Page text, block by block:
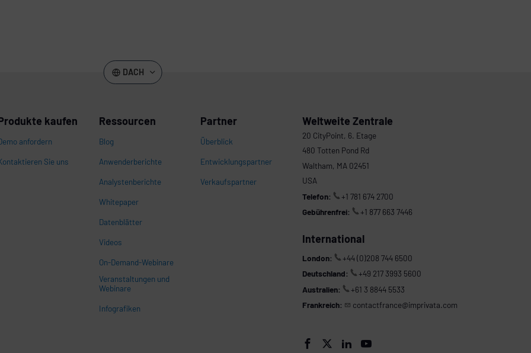
DACH
kaufen
anfordern
Sie uns
Ressourcen
Blog
Anwenderberichte
Analystenberichte
Whitepaper
Datenblätter
Videos
On-Demand-Webinare
Veranstaltungen und
Webinare
Infografiken
Partner
Überblick
Entwicklungspartner
Verkaufspartner
Weltweite Zentrale
20 CityPoint, 6. Etage
480 Totten Pond Rd
Waltham, MA 02451
USA
Telefon:
+1 781 674 2700
Gebührenfrei:
+1 877 663 7446
International
London:
+44 (0)208 744 6500
Deutschland:
+49 217 3993 5600
Australien:
+61 3 8844 5533
Frankreich:
contactfrance@imprivata.com
   